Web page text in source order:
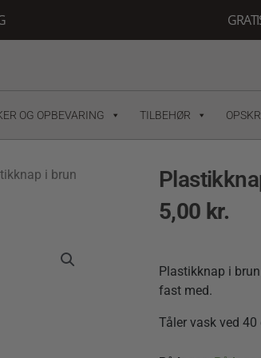
OG OPBEVARING TILBEHØR
i brun
5,00 kr.
Plastikknap i
fast med.
Tåler vask ved